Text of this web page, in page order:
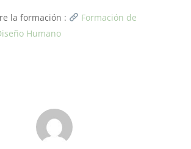
la formación :
Formación de
Humano